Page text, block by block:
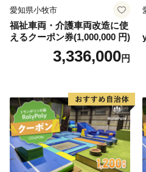
愛知県小牧市
福祉車両・介護車両改造に使
えるクーポン券(1,000,000 円)
3,336,000円